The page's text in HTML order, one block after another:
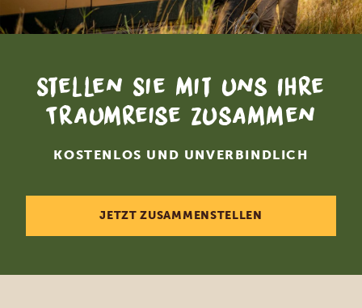
Stellen Sie mit uns Ihre
Traumreise zusammen
KOSTENLOS UND UNVERBINDLICH
JETZT ZUSAMMENSTELLEN